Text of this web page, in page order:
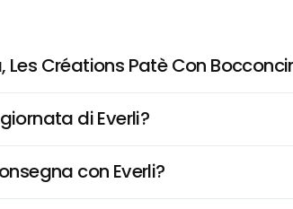
Créations Patè Con
di Everli?
con Everli?